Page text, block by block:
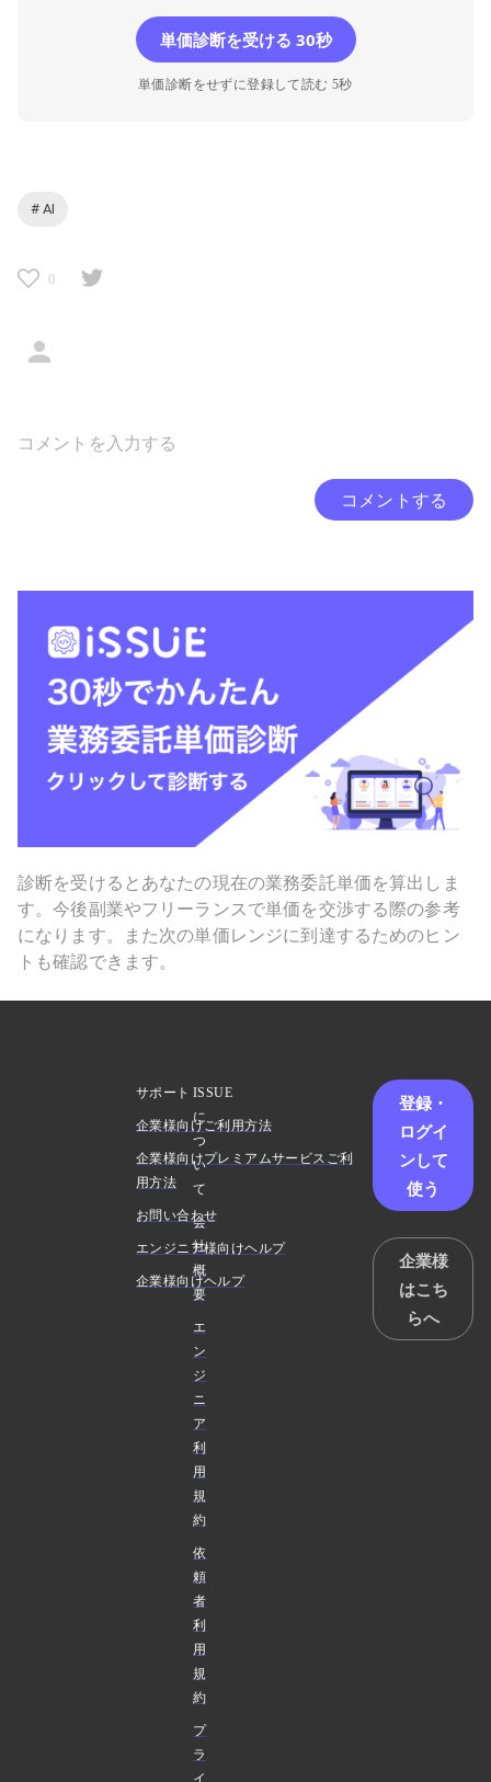
単価診断を受ける 30秒
単価診断をせずに登録して読む 5秒
# AI
0
コメントする
診断を受けるとあなたの現在の業務委託単価を算出しま
す。今後副業やフリーランスで単価を交渉する際の参考
になります。また次の単価レンジに到達するためのヒン
トも確認できます。
ISSUE
に
つ
い
て
会
社
概
要
エ
ン
ジ
ニ
ア
利
用
規
約
依
頼
者
利
用
規
約
プ
ラ
イ
サポート
企業様向けご利用方法
企業様向けプレミアムサービスご利
用方法
お問い合わせ
エンジニア様向けヘルプ
企業様向けヘルプ
登録・
ログイ
ンして
使う
企業様
はこち
らへ